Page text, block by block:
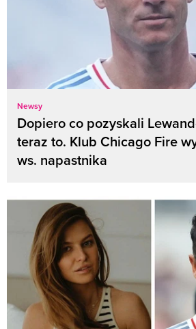
Newsy
Dopiero co pozyskali
teraz to. Klub Chicago Fire
ws. napastnika